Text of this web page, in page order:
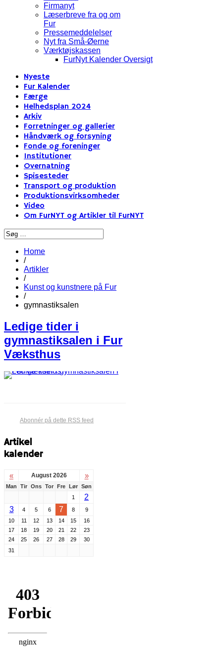
Firmanyt
Læserbreve fra og om
Fur
Pressemeddelelser
Nyt fra Små-Øerne
Værktøjskassen
FurNyt Kalender Oversigt
Nyeste
Fur Kalender
Færge
Helhedsplan 2024
Arkiv
Forretninger og gallerier
Håndværk og forsyning
Fonde og foreninger
Institutioner
Overnatning
Spisesteder
Transport og produktion
Produktionsvirksomheder
Video
Om FurNYT og Artikler til FurNYT
Home
/
Artikler
/
Kunst og kunstnere på Fur
/
gymnastiksalen
Ledige tider i
gymnastiksalen i Fur
Væksthus
Abonnér på dette RSS feed
Artikel
kalender
« August 2026 »
Man Tir Ons Tor Fre Lør Søn
1
2
3
4 5 6 7 8
9
10
11 12 13 14 15
16
17
18 19 20 21 22
23
24
25 26 27 28 29
30
31